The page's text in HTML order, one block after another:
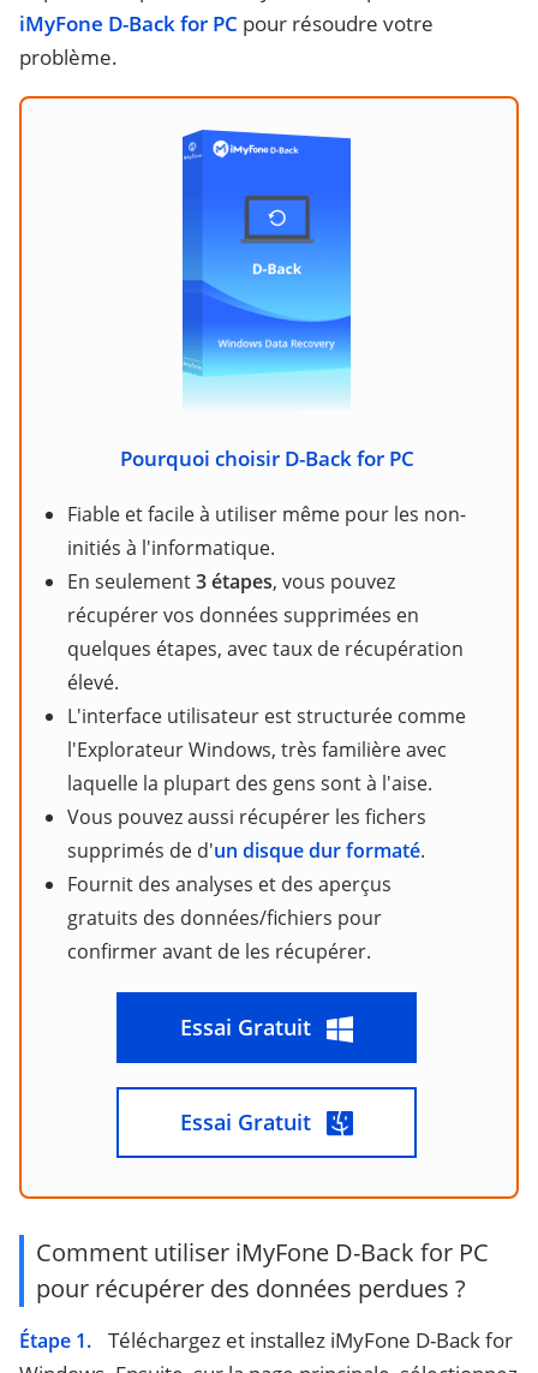
iMyFone D-Back for PC pour résoudre votre
problème.
Pourquoi choisir D-Back for PC
Fiable et facile à utiliser même pour les non-
initiés à l'informatique.
En seulement3 étapes, vous pouvez
récupérer vos données supprimées en
quelques étapes, avec taux de récupération
élevé.
L'interface utilisateur est structurée comme
l'Explorateur Windows, très familière avec
laquelle la plupart des gens sont à l'aise.
Vous pouvez aussi récupérer les fichers
supprimés de d'un disque dur formaté.
Fournit des analyses et des aperçus
gratuits des données/fichiers pour
confirmer avant de les récupérer.
Essai Gratuit
Essai Gratuit
Comment utiliser iMyFone D-Back for PC
pour récupérer des données perdues ?
Étape 1.
Téléchargez et installez iMyFone D-Back for